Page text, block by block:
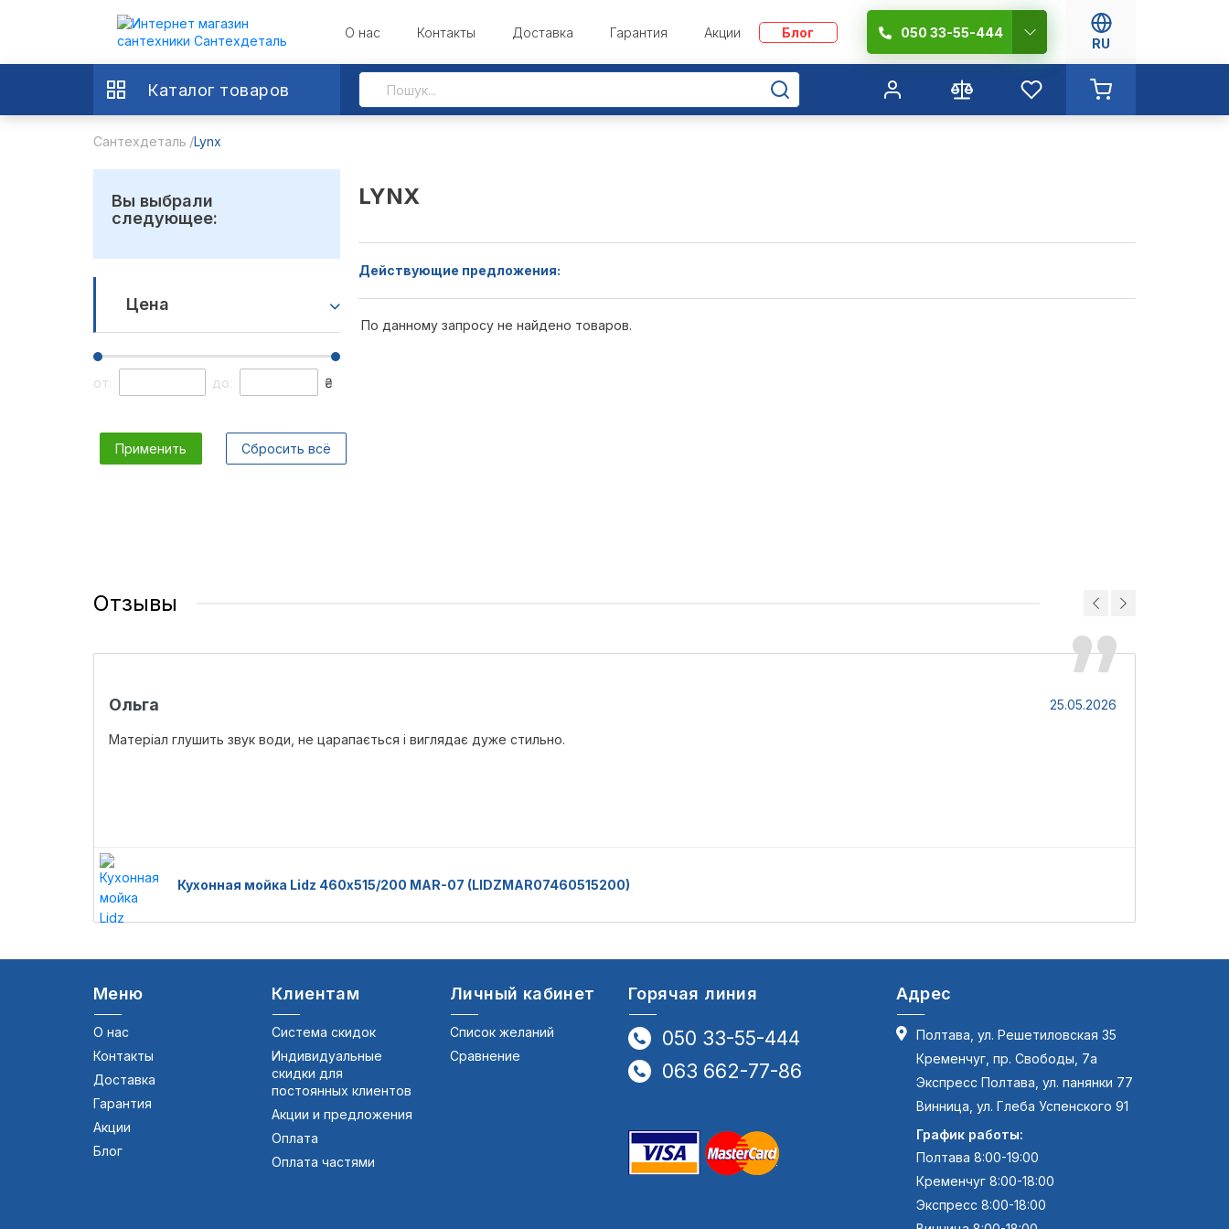
О нас Контакты Доставка Гарантия Акции Блог 050 33-55-444
RU
Каталог товаров
Сантехдеталь Lynx
Вы выбрали
следующее:
Цена
от: до: ₴
Применить Сбросить всё
LYNX
Действующие предложения:
По данному запросу не найдено товаров.
Отзывы
Ольга 25.05.2026
Матеріал глушить звук води, не царапається і виглядає дуже стильно.
Кухонная мойка Lidz 460х515/200 MAR-07 (LIDZMAR07460515200)
Меню
О нас
Контакты
Доставка
Гарантия
Акции
Блог
Клиентам
Система скидок
Индивидуальные
скидки для
постоянных клиентов
Акции и предложения
Оплата
Оплата частями
Личный кабинет
Список желаний
Сравнение
Горячая линия
050 33-55-444
063 662-77-86
Адрес
Полтава, ул. Решетиловская 35
Кременчуг, пр. Свободы, 7а
Экспресс Полтава, ул. панянки 77
Винница, ул. Глеба Успенского 91
График работы:
Полтава 8:00-19:00
Кременчуг 8:00-18:00
Экспресс 8:00-18:00